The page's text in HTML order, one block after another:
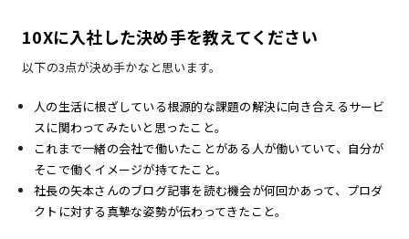
10Xに入社した決め手を教えてください
以下の3点が決め手かなと思います。
人の生活に根ざしている根源的な課題の解決に向き合えるサービ
スに関わってみたいと思ったこと。
これまで一緒の会社で働いたことがある人が働いていて、自分が
そこで働くイメージが持てたこと。
社長の矢本さんのブログ記事を読む機会が何回かあって、プロダ
クトに対する真摯な姿勢が伝わってきたこと。